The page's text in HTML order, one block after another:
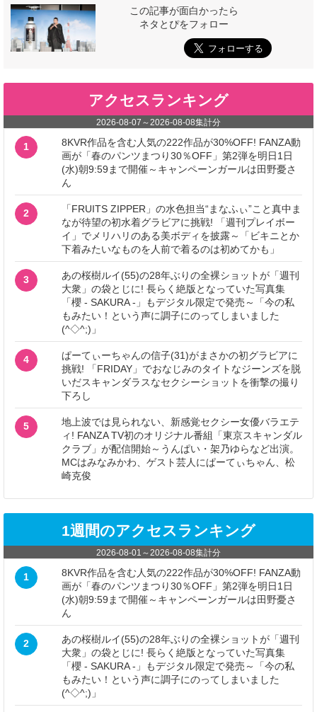
この記事が面白かったら
ネタとぴをフォロー
アクセスランキング
2026-08-07 ～ 2026-08-08集計分
1
8KVR作品を含む人気の222作品が30%OFF! FANZA動
画が「春のパンツまつり30％OFF」第2弾を明日1日
(水)朝9:59まで開催～キャンペーンガールは田野憂さ
ん
2
「FRUITS ZIPPER」の水色担当“まなふぃ”こと真中ま
なが待望の初水着グラビアに挑戦! 「週刊プレイボー
イ」でメリハリのある美ボディを披露～「ビキニとか
下着みたいなものを人前で着るのは初めてかも」
3
あの桜樹ルイ(55)の28年ぶりの全裸ショットが「週刊
大衆」の袋とじに! 長らく絶版となっていた写真集
「櫻 - SAKURA -」もデジタル限定で発売～「今の私
もみたい！という声に調子にのってしまいました
(^◇^;)」
4
ぱーてぃーちゃんの信子(31)がまさかの初グラビアに
挑戦! 「FRIDAY」でおなじみのタイトなジーンズを脱
いだスキャンダラスなセクシーショットを衝撃の撮り
下ろし
5
地上波では見られない、新感覚セクシー女優バラエテ
ィ! FANZA TV初のオリジナル番組「東京スキャンダル
クラブ」が配信開始～うんぱい・架乃ゆらなど出演。
MCはみなみかわ、ゲスト芸人にぱーてぃちゃん、松
崎克俊
1週間のアクセスランキング
2026-08-01 ～ 2026-08-08集計分
1
8KVR作品を含む人気の222作品が30%OFF! FANZA動
画が「春のパンツまつり30％OFF」第2弾を明日1日
(水)朝9:59まで開催～キャンペーンガールは田野憂さ
ん
2
あの桜樹ルイ(55)の28年ぶりの全裸ショットが「週刊
大衆」の袋とじに! 長らく絶版となっていた写真集
「櫻 - SAKURA -」もデジタル限定で発売～「今の私
もみたい！という声に調子にのってしまいました
(^◇^;)」